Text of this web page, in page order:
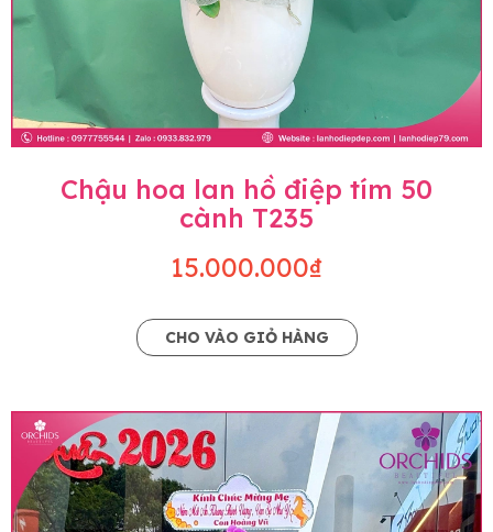
Chậu hoa lan hồ điệp tím 50
cành T235
15.000.000₫
CHO VÀO GIỎ HÀNG